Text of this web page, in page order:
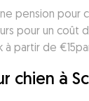
pension pour
pour un coût
partir de
chien à